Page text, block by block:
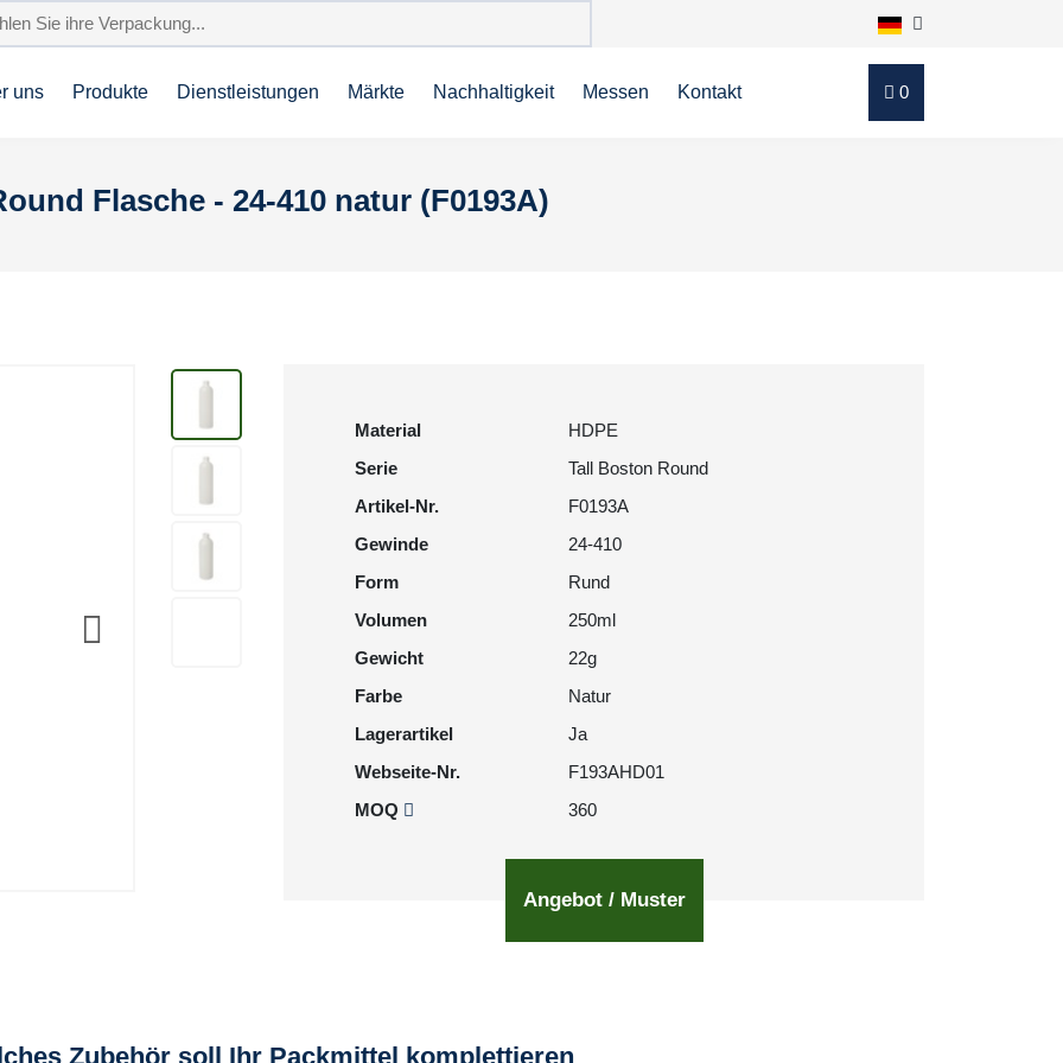
uns Produkte Dienstleistungen Märkte Nachhaltigkeit Messen Kontakt 0
Flasche - 24-410 natur (F0193A)
Material
HDPE
Serie
Tall Boston Round
Artikel-Nr.
F0193A
Gewinde
24-410
Form
Rund
Volumen
250ml
Gewicht
22g
Farbe
Natur
Lagerartikel
Ja
Webseite-Nr.
F193AHD01
MOQ
360
Angebot / Muster
Zubehör soll Ihr Packmittel komplettieren